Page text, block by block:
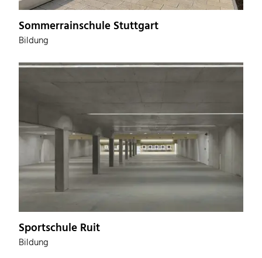
Sommerrainschule Stuttgart
Bildung
Sportschule Ruit
Bildung